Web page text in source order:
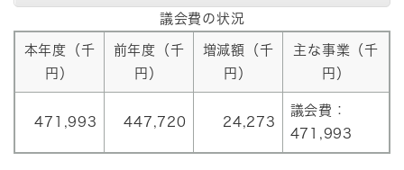
議会費の状況
本年度（千
円）
前年度（千
円）
増減額（千
円）
主な事業（千
円）
471,993 447,720 24,273
議会費：
471,993